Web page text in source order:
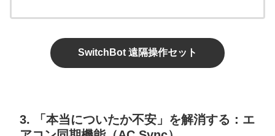
SwitchBot 遠隔操作セット
3. 「本当についたか不安」を解消する：エ